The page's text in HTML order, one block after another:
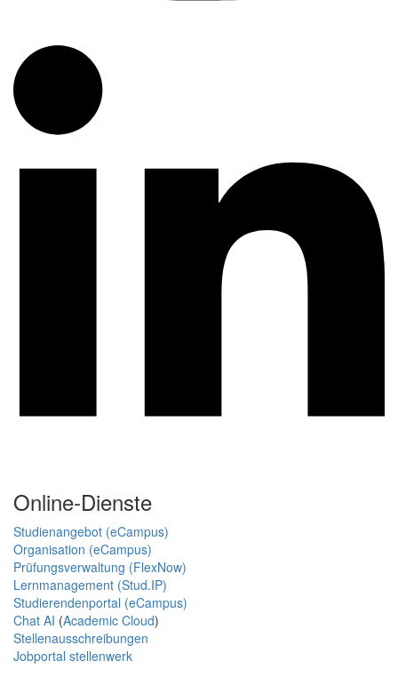
Online-Dienste
Studienangebot (eCampus)
Organisation (eCampus)
Prüfungsverwaltung (FlexNow)
Lernmanagement (Stud.IP)
Studierendenportal (eCampus)
Chat AI (Academic Cloud)
Stellenausschreibungen
Jobportal stellenwerk